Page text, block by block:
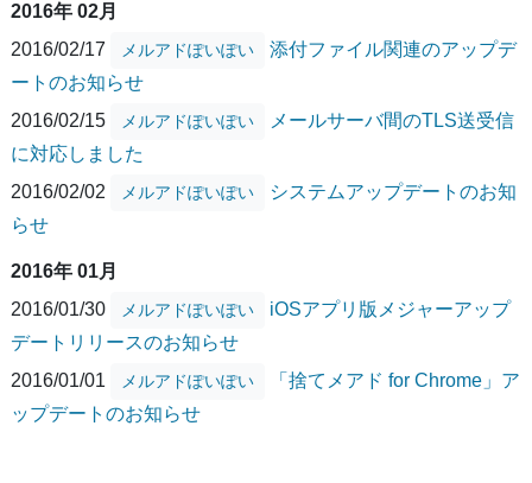
2016年 02月
2016/02/17
メルアドぽいぽい
添付ファイル関連のアップデ
ートのお知らせ
2016/02/15
メルアドぽいぽい
メールサーバ間のTLS送受信
に対応しました
2016/02/02
メルアドぽいぽい
システムアップデートのお知
らせ
2016年 01月
2016/01/30
メルアドぽいぽい
iOSアプリ版メジャーアップ
デートリリースのお知らせ
2016/01/01
メルアドぽいぽい
「捨てメアド for Chrome」ア
ップデートのお知らせ